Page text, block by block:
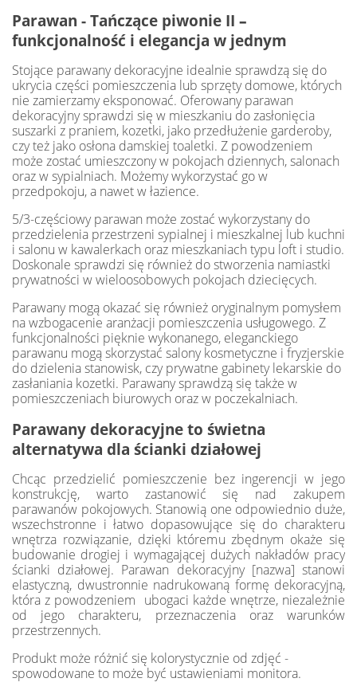
Parawan - Tańczące piwonie II –
funkcjonalność i elegancja w jednym
Stojące parawany dekoracyjne idealnie sprawdzą się do
ukrycia części pomieszczenia lub sprzęty domowe, których
nie zamierzamy eksponować. Oferowany parawan
dekoracyjny sprawdzi się w mieszkaniu do zasłonięcia
suszarki z praniem, kozetki, jako przedłużenie garderoby,
czy też jako osłona damskiej toaletki. Z powodzeniem
może zostać umieszczony w pokojach dziennych, salonach
oraz w sypialniach. Możemy wykorzystać go w
przedpokoju, a nawet w łazience.
5/3-częściowy parawan może zostać wykorzystany do
przedzielenia przestrzeni sypialnej i mieszkalnej lub kuchni
i salonu w kawalerkach oraz mieszkaniach typu loft i studio.
Doskonale sprawdzi się również do stworzenia namiastki
prywatności w wieloosobowych pokojach dziecięcych.
Parawany mogą okazać się również oryginalnym pomysłem
na wzbogacenie aranżacji pomieszczenia usługowego. Z
funkcjonalności pięknie wykonanego, eleganckiego
parawanu mogą skorzystać salony kosmetyczne i fryzjerskie
do dzielenia stanowisk, czy prywatne gabinety lekarskie do
zasłaniania kozetki. Parawany sprawdzą się także w
pomieszczeniach biurowych oraz w poczekalniach.
Parawany dekoracyjne to świetna
alternatywa dla ścianki działowej
Chcąc przedzielić pomieszczenie bez ingerencji w jego
konstrukcję, warto zastanowić się nad zakupem
parawanów pokojowych. Stanowią one odpowiednio duże,
wszechstronne i łatwo dopasowujące się do charakteru
wnętrza rozwiązanie, dzięki któremu zbędnym okaże się
budowanie drogiej i wymagającej dużych nakładów pracy
ścianki działowej. Parawan dekoracyjny [nazwa] stanowi
elastyczną, dwustronnie nadrukowaną formę dekoracyjną,
która z powodzeniem ubogaci każde wnętrze, niezależnie
od jego charakteru, przeznaczenia oraz warunków
przestrzennych.
Produkt może różnić się kolorystycznie od zdjęć -
spowodowane to może być ustawieniami monitora.